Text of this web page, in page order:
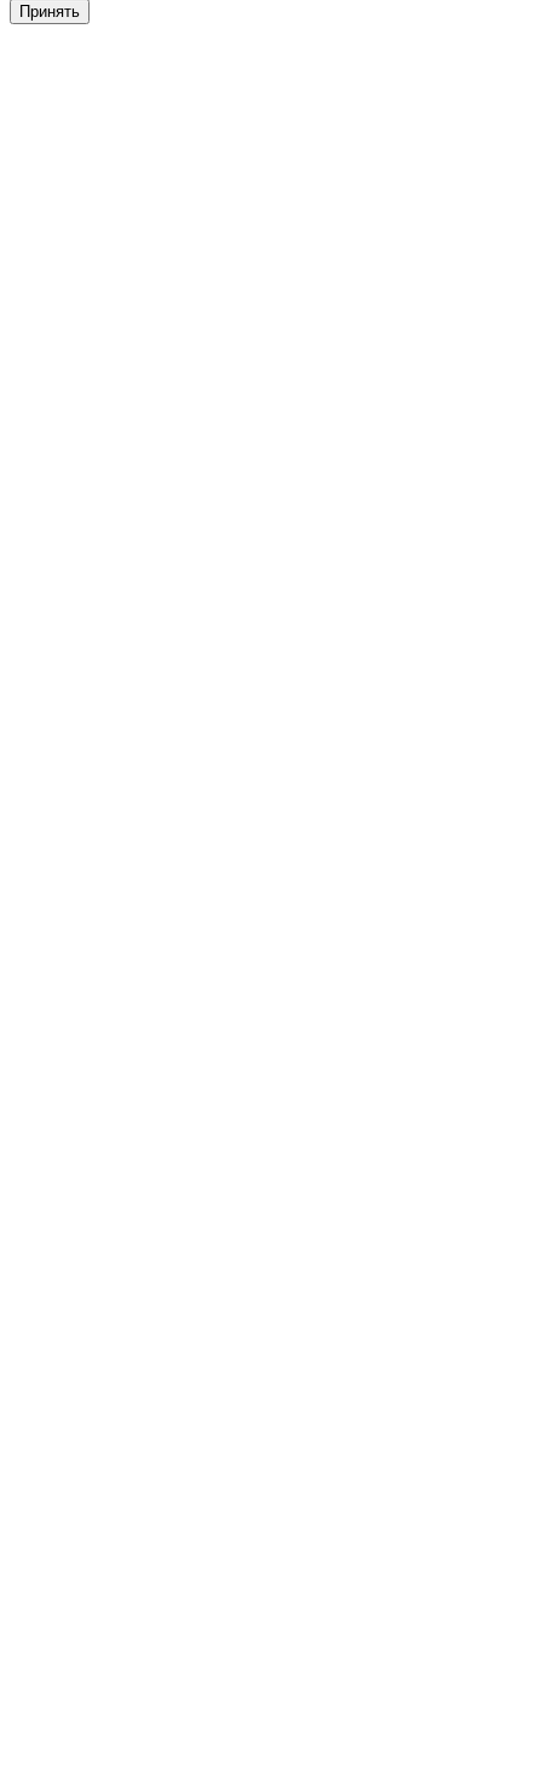
Принять